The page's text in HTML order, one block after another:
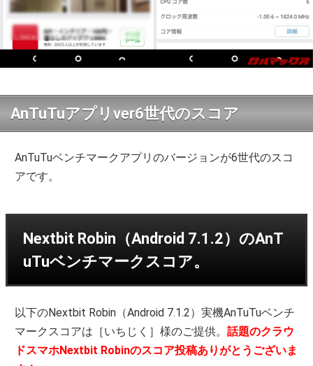
AnTuTuアプリver6世代のスコア
AnTuTuベンチマークアプリのバージョンが6世代のスコ
アです。
Nextbit Robin（Android 7.1.2）のAnT
uTuベンチマークスコア。
以下のNextbit Robin（Android 7.1.2）実機AnTuTuベンチ
マークスコアは［いちじく］様のご提供。話題のクラウ
ドスマホNextbit Robinのスコア投稿ありがとうございま